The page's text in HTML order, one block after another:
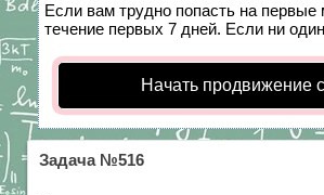
Если вам трудно попасть на первые
течение первых 7 дней. Если ни
Начать продвижение
Задача №516